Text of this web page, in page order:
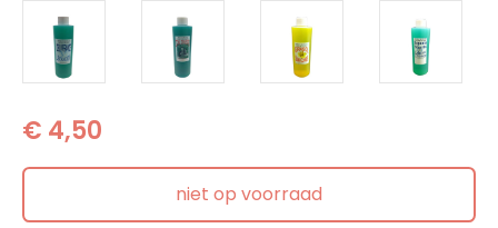
€ 4,50
niet op voorraad